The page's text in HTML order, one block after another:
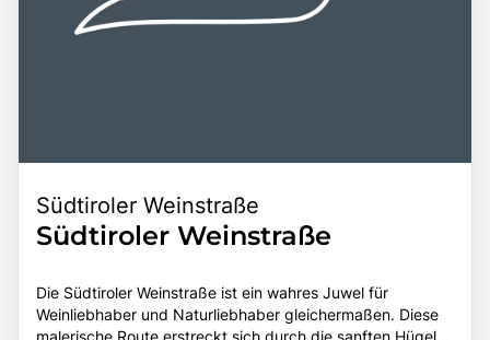
Südtiroler Weinstraße
Südtiroler Weinstraße
Die Südtiroler Weinstraße ist ein wahres Juwel für
Weinliebhaber und Naturliebhaber gleichermaßen. Diese
malerische Route erstreckt sich durch die sanften Hügel